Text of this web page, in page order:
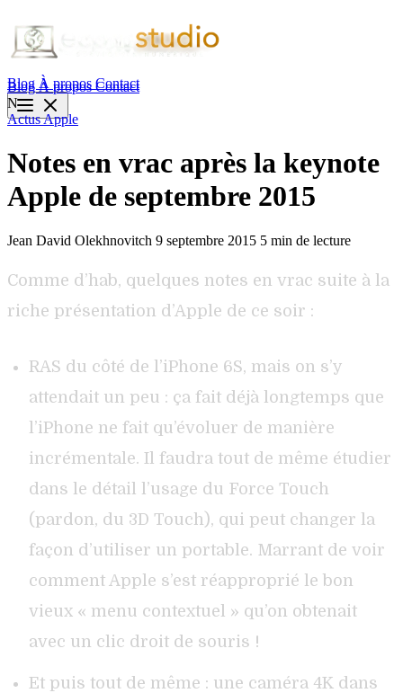
Blog À propos Contact
BlogÀ proposContact
N
ActusApple
Notes en vrac après la keynote
Apple de septembre 2015
Jean David Olekhnovitch 9 septembre 2015 5 min de lecture
Comme d’hab, quelques notes en vrac suite à la
riche présentation d’Apple de ce soir :
RAS du côté de l’iPhone 6S, mais on s’y
attendait un peu : ça fait déjà longtemps que
l’iPhone ne fait qu’évoluer de manière
incrémentale. Il faudra tout de même étudier
dans le détail l’usage du Force Touch
(pardon, du 3D Touch), qui peut changer la
façon d’utiliser un portable. Marrant de voir
comment Apple s’est réapproprié le bon
vieux « menu contextuel » qu’on obtenait
avec un clic droit de souris !
Et puis tout de même : une caméra 4K dans